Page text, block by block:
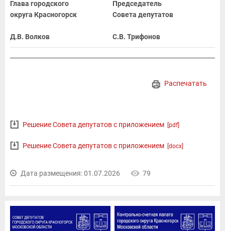
Глава городского
округа Красногорск
Д.В. Волков
Председатель
Совета депутатов
С.В. Трифонов
Распечатать
Решение Совета депутатов с приложением [pdf]
Решение Совета депутатов с приложением [docx]
Дата размещения: 01.07.2026 79